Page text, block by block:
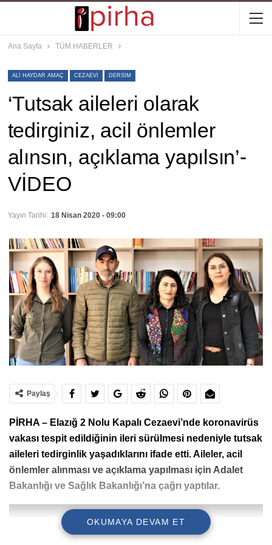
Ana Sayfa TÜM HABERLER
ALI HAYDAR AMAÇ CEZAEVI DERSIM
‘Tutsak aileleri olarak
tedirginiz, acil önlemler
alınsın, açıklama yapılsın’-
VİDEO
Yayın Tarihi: 18 Nisan 2020 - 09:00
Paylaş
PİRHA – Elazığ 2 Nolu Kapalı Cezaevi’nde koronavirüs
vakası tespit edildiğinin ileri sürülmesi nedeniyle tutsak
aileleri tedirginlik yaşadıklarını ifade etti. Aileler, acil
önlemler alınması ve açıklama yapılması için Adalet
Bakanlığı ve Sağlık Bakanlığı’na çağrı yaptılar.
OKUMAYA DEVAM ET